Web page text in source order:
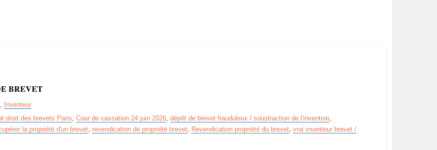
BREVET
,
Inventeur
droit des brevets Paris, Cour de cassation 24 juin 2026, dépôt de brevet frauduleux / soustraction de l'invention,
la propriété d'un brevet, revendication de propriété brevet, Revendication propriété du brevet, vrai inventeur brevet /